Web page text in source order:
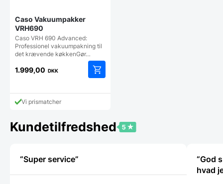
Caso Vakuumpakker
VRH690
Caso VRH 690 Advanced:
Professionel vakuumpakning til
det krævende køkkenGør…
1.999,00 DKK
Vi prismatcher
Kundetilfredshed
“Super service” “God